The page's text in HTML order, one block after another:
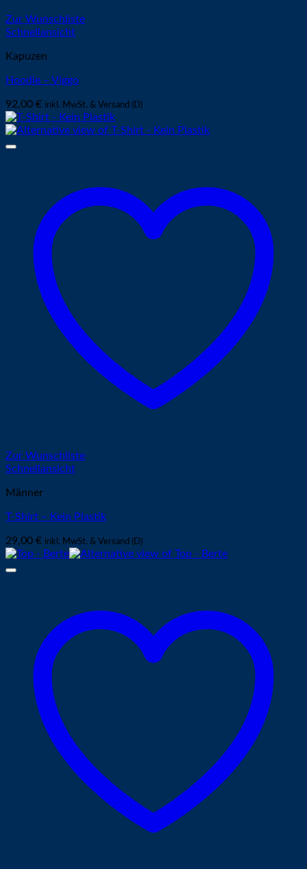
Zur Wunschliste
Schnellansicht
Kapuzen
Hoodie – Viggo
92,00 € inkl. MwSt. & Versand (D)
Zur Wunschliste
Schnellansicht
Männer
T-Shirt – Kein Plastik
29,00 € inkl. MwSt. & Versand (D)